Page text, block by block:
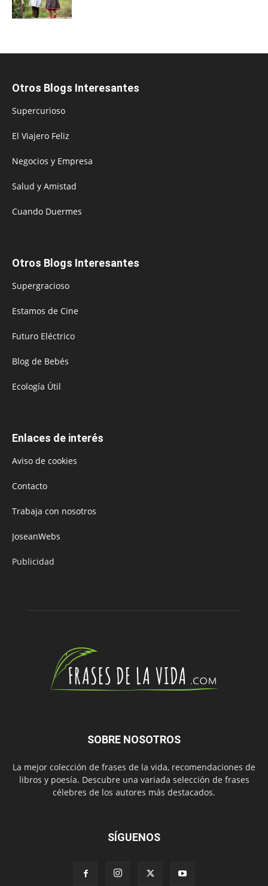
Otros Blogs Interesantes
Supercurioso
El Viajero Feliz
Negocios y Empresa
Salud y Amistad
Cuando Duermes
Otros Blogs Interesantes
Supergracioso
Estamos de Cine
Futuro Eléctrico
Blog de Bebés
Ecología Útil
Enlaces de interés
Aviso de cookies
Contacto
Trabaja con nosotros
JoseanWebs
Publicidad
SOBRE NOSOTROS
La mejor colección de frases de la vida, recomendaciones de
libros y poesía. Descubre una variada selección de frases
célebres de los autores más destacados.
SÍGUENOS